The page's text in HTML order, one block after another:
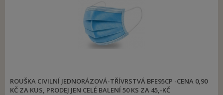
ROUŠKA CIVILNÍ JEDNORÁZOVÁ-TŘÍVRSTVÁ BFE95CP -CENA 0,90
KČ ZA KUS, PRODEJ JEN CELÉ BALENÍ 50 KS ZA 45,-KČ